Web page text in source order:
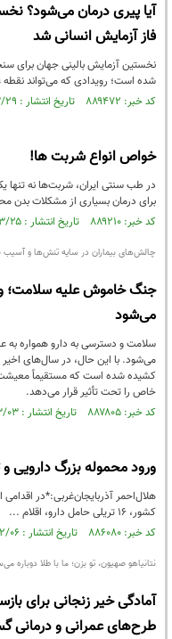
آیا پیری درمان می‌شود؟
فاز آزمایش انسانی شد
نخستین آزمایش بالینی جهان برای
شده است؛ رویدادی که می‌تواند
کد خبر: ۸۸۹۴۷۲ تاریخ انتشار : ۱۴۰۵/۰۳/۲۹
خواص انواع شربت ها!
در طب سنتی ایران، شربت‌ها نه
برای درمان بسیاری از مشکلات بدن
کد خبر: ۸۸۹۲۱۰ تاریخ انتشار : ۱۴۰۵/۰۳/۲۵
چالش‌های بیماران در سایه تنش‌ها و آسیب
جنگ خاموش علیه سلامت؛
می‌شود
سلامت و دسترسی به دارو همواره
می‌شود. با این حال، در سال‌های
کشیده شده است که مستقیماً معیشت و
خاص را تحت تأثیر قرار می‌دهد.
کد خبر: ۸۸۷۸۰۵ تاریخ انتشار : ۱۴۰۵/۰۳/۰۳
ورود محموله بزرگ دارویی
هلال‌احمر آذربایجان‌غربی:*در
کشور، ۱۶ تریلی حامل دارو، اقلام ...
کد خبر: ۸۸۶۰۸۰ تاریخ انتشار : ۱۴۰۵/۰۲/۰۶
نتانیاهو صهیون، تو بزن؛ ما با طلا دوباره
آمادگی خیر زنجانی برای
طرح‌های عمرانی و درمانی